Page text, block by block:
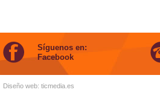
Síguenos en:
Facebook
Diseño web: ticmedia.es